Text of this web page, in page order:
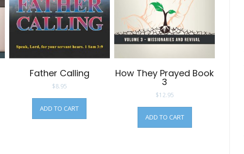
Father Calling
$8.95
ADD TO CART
How They Prayed Book
3
$12.95
ADD TO CART